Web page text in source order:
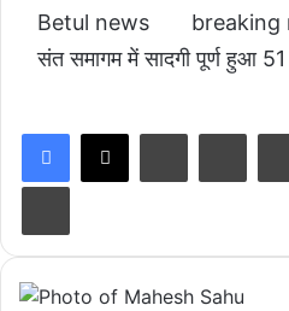
Betul news
breaking
संत समागम में सादगी पूर्ण हुआ